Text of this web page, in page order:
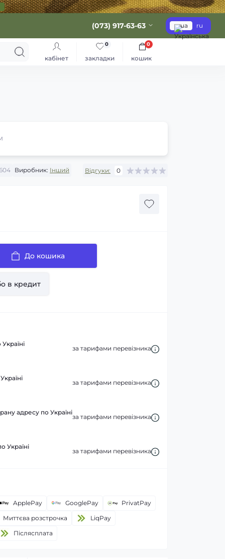
(073) 917-63-63 ua ru
кабінет закладки
0
кошик
0
Виробник: Інший Відгуки: 0
До кошика
в кредит
за тарифами перевізника
за тарифами перевізника
адресу по Україні
за тарифами перевізника
Україні
за тарифами перевізника
ApplePay GooglePay
PrivatPay
Миттєва розстрочка
LiqPay
Пiслясплата